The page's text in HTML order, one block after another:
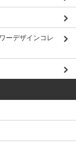
ーデザインコレ